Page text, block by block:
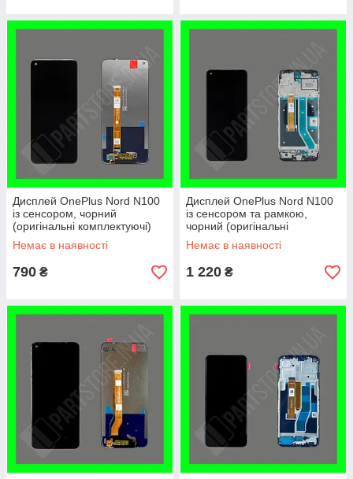
Дисплей OnePlus Nord N100
із сенсором, чорний
(оригінальні комплектуючі)
Немає в наявності
790 ₴
Дисплей OnePlus Nord N100
із сенсором та рамкою,
чорний (оригінальні
комплектуючі)
Немає в наявності
1 220 ₴